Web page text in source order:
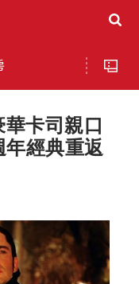
卡司親口
年經典重返